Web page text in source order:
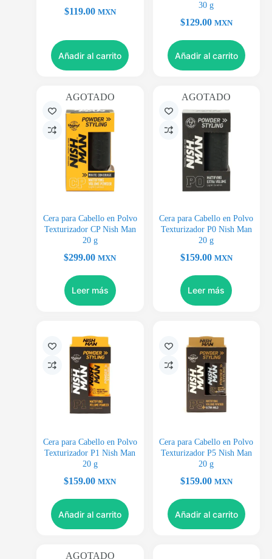
$119.00 MXN
Añadir al carrito
30 g
$129.00 MXN
Añadir al carrito
AGOTADO
Cera para Cabello en Polvo
Texturizador CP Nish Man
20 g
$299.00 MXN
Leer más
AGOTADO
Cera para Cabello en Polvo
Texturizador P0 Nish Man
20 g
$159.00 MXN
Leer más
Cera para Cabello en Polvo
Texturizador P1 Nish Man
20 g
$159.00 MXN
Añadir al carrito
Cera para Cabello en Polvo
Texturizador P5 Nish Man
20 g
$159.00 MXN
Añadir al carrito
AGOTADO